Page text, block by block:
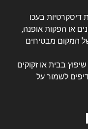
דיסקרטיות בעכו
או הפקות אופנה,
המקום מבטיחים
בבית או זקוקים
לשמור על